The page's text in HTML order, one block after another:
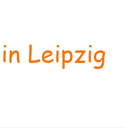
Leipzig